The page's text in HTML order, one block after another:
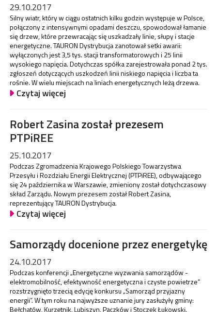
29.10.2017
Silny wiatr, który w ciągu ostatnich kilku godzin występuje w Polsce,
połączony z intensywnymi opadami deszczu, spowodował łamanie
się drzew, które przewracając się uszkadzały linie, słupy i stacje
energetyczne. TAURON Dystrybucja zanotował setki awarii:
wyłączonych jest 3,5 tys. stacji transformatorowych i 25 linii
wysokiego napięcia. Dotychczas spółka zarejestrowała ponad 2 tys.
zgłoszeń dotyczących uszkodzeń linii niskiego napięcia i liczba ta
rośnie. W wielu miejscach na liniach energetycznych leżą drzewa.
Czytaj więcej
Robert Zasina został prezesem
PTPiREE
25.10.2017
Podczas Zgromadzenia Krajowego Polskiego Towarzystwa
Przesyłu i Rozdziału Energii Elektrycznej (PTPiREE), odbywającego
się 24 października w Warszawie, zmieniony został dotychczasowy
skład Zarządu. Nowym prezesem został Robert Zasina,
reprezentujący TAURON Dystrybucja.
Czytaj więcej
Samorządy docenione przez energetykę
24.10.2017
Podczas konferencji „Energetyczne wyzwania samorządów -
elektromobilność, efektywność energetyczna i czyste powietrze”
rozstrzygnięto trzecią edycję konkursu „Samorząd przyjazny
energii”. W tym roku na najwyższe uznanie jury zasłużyły gminy:
Bełchatów, Kurzętnik, Lubiszyn, Paczków i Stoczek Łukowski.